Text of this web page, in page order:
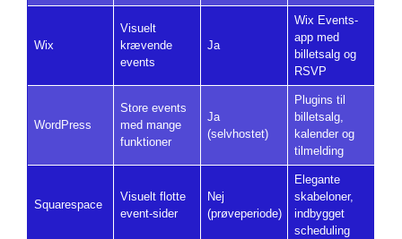
Wix
Visuelt
krævende
events
Ja
Wix Events-
app med
billetsalg og
RSVP
WordPress
Store events
med mange
funktioner
Ja
(selvhostet)
Plugins til
billetsalg,
kalender og
tilmelding
Squarespace
Visuelt flotte
event-sider
Nej
(prøveperiode)
Elegante
skabeloner,
indbygget
scheduling